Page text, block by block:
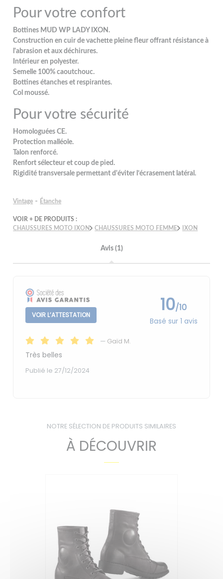
Pour votre confort
Bottines MUD WP LADY IXON.
Construction en cuir de vachette pleine fleur offrant résistance à
l'abrasion et aux déchirures.
Intérieur en polyester.
Semelle 100% caoutchouc.
Bottines étanches et respirantes.
Col moussé.
Pour votre sécurité
Homologuées CE.
Protection malléole.
Talon renforcé.
Renfort sélecteur et coup de pied.
Rigidité transversale permettant d'éviter l’écrasement latéral.
Vintage - Étanche
VOIR + DE PRODUITS :
CHAUSSURES MOTO IXON
CHAUSSURES MOTO FEMME IXON
Avis (1)
VOIR L’ATTESTATION 10/10
Basé sur 1 avis
— Gaïd M.
Très belles
Publié le 27/12/2024
NOTRE SÉLECTION DE PRODUITS SIMILAIRES
À DÉCOUVRIR